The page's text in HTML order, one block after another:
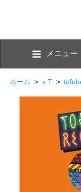
メニュー
ホーム > » T >